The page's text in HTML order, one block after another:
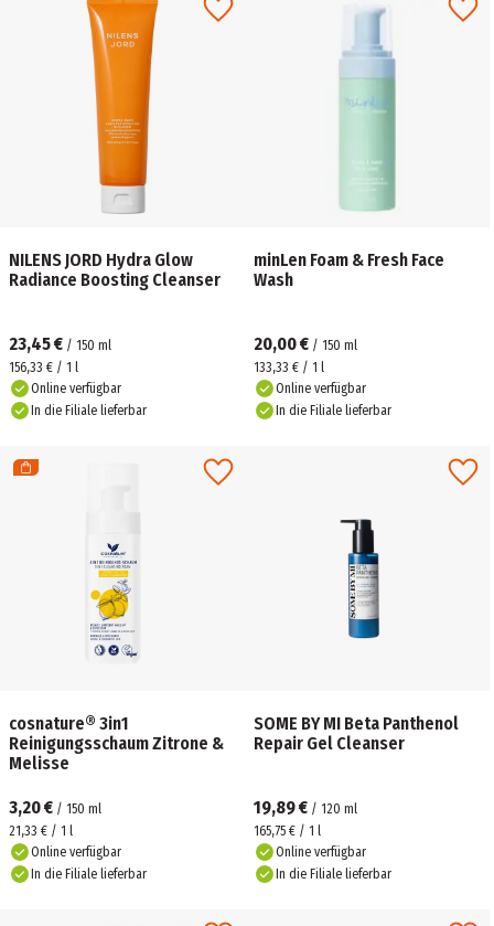
NILENS JORD Hydra Glow
Radiance Boosting Cleanser
23,45 € / 150 ml
156,33 € / 1 l
Online verfügbar
In die Filiale lieferbar
minLen Foam & Fresh Face
Wash
20,00 € / 150 ml
133,33 € / 1 l
Online verfügbar
In die Filiale lieferbar
cosnature® 3in1
Reinigungsschaum Zitrone &
Melisse
3,20 € / 150 ml
21,33 € / 1 l
Online verfügbar
In die Filiale lieferbar
SOME BY MI Beta Panthenol
Repair Gel Cleanser
19,89 € / 120 ml
165,75 € / 1 l
Online verfügbar
In die Filiale lieferbar